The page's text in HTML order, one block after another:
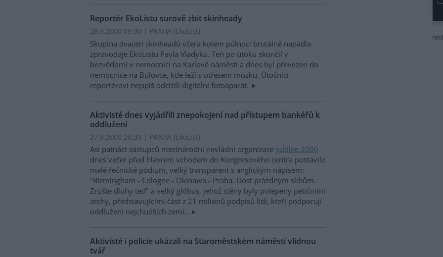
Reportér EkoListu surově zbit skinheady
28.9.2000 09:00 | PRAHA (EkoList)
Skupina dvaceti skinheadů včera kolem půlnoci brutálně napadla
zpravodaje EkoListu Pavla Vladyku. Ten po útoku skončil v
bezvědomí v nemocnici na Karlově náměstí a dnes byl převezen do
nemocnice na Bulovce, kde leží s otřesem mozku. Útočníci
reportérovi nejspíš odcizili digitální fotoaparát.
Aktivisté dnes vyjádřili znepokojení nad přístupem bankéřů k
oddlužení
27.9.2000 20:30 | PRAHA (EkoList)
Asi patnáct zástupců mezinárodní nevládní organizace Jubilee 2000
dnes večer před hlavním vchodem do Kongresového centra postavilo
malé řečnické pódium, velký transparent s anglickým nápisem:
"Birmingham - Cologne - Okinawa - Praha. Dost prázdným slibům.
Zrušte dluhy teď" a velký glóbus, jehož stěny byly polepeny petičními
archy, představujícími část z 21 milionů podpisů lidí, kteří podporují
oddlužení nejchudších zemí..
Aktivisté i policie ukázali na Staroměstském náměstí vlídnou
tvář